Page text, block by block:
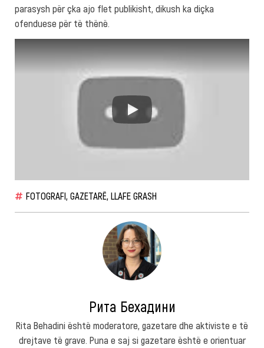
parasysh për çka ajo flet publikisht, dikush ka diçka
ofenduese për të thënë.
FOTOGRAFI, GAZETARË, LLAFE GRASH
Рита Бехадини
Rita Behadini është moderatore, gazetare dhe aktiviste e të
drejtave të grave. Puna e saj si gazetare është e orientuar